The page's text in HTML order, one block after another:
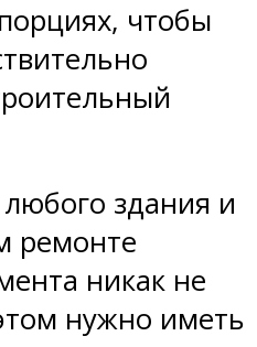
чтобы
здания и
ремонте
никак не
нужно иметь